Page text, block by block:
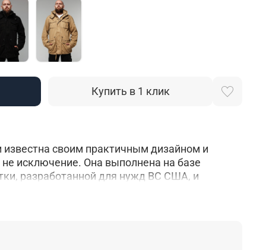
Купить в 1 клик
известна своим практичным дизайном и
исключение. Она выполнена на базе
разработанной для нужд ВС США, и
армейского стиля. Изготовлена из
Premium качества, который не только
необходимое, в том числе смартфон,